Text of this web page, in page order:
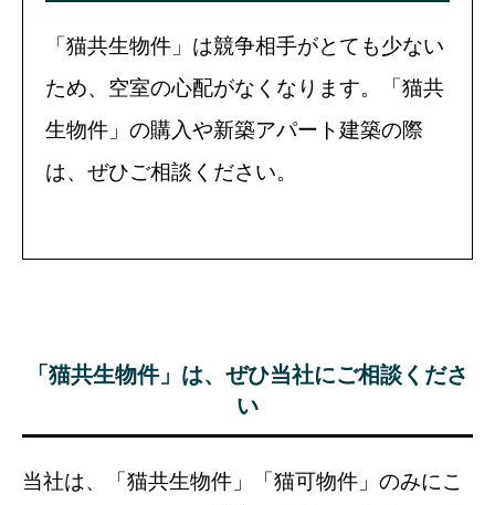
「猫共生物件」は競争相手がとても少ない
ため、空室の心配がなくなります。「猫共
生物件」の購入や新築アパート建築の際
は、ぜひご相談ください。
「猫共生物件」は、ぜひ当社にご相談くださ
い
当社は、「猫共生物件」「猫可物件」のみにこ